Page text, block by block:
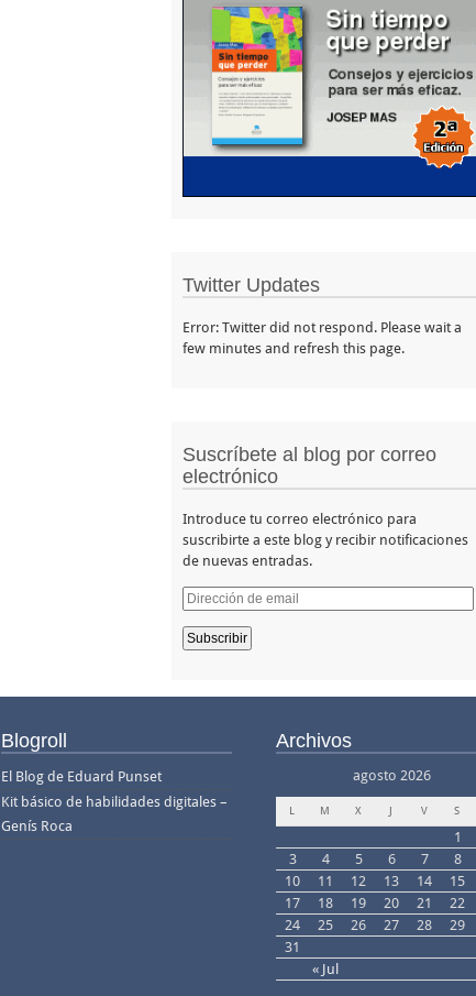
Twitter Updates
Error: Twitter did not respond. Please wait a
few minutes and refresh this page.
Suscríbete al blog por correo
electrónico
Introduce tu correo electrónico para
suscribirte a este blog y recibir notificaciones
de nuevas entradas.
Dirección
email
Blogroll
El Blog de Eduard Punset
Kit básico de habilidades digitales –
Genís Roca
Archivos
agosto 2026
L M X J V S
« Jul
1
3
4 5 6 7 8
10
11 12 13 14 15
17
18 19 20 21 22
24
25 26 27 28 29
31